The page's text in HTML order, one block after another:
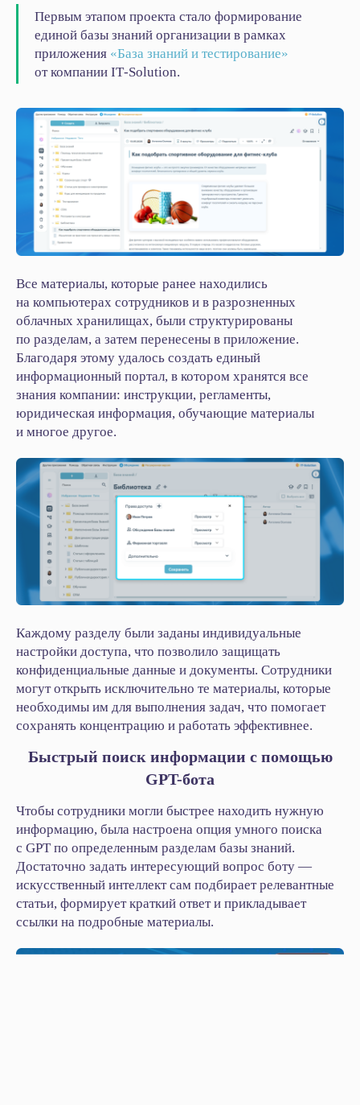
Первым этапом проекта стало формирование
единой базы знаний организации в рамках
приложения «База знаний и тестирование»
от компании IT‑Solution.
Все материалы, которые ранее находились
на компьютерах сотрудников и в разрозненных
облачных хранилищах, были структурированы
по разделам, а затем перенесены в приложение.
Благодаря этому удалось создать единый
информационный портал, в котором хранятся все
знания компании: инструкции, регламенты,
юридическая информация, обучающие материалы
и многое другое.
Каждому разделу были заданы индивидуальные
настройки доступа, что позволило защищать
конфиденциальные данные и документы. Сотрудники
могут открыть исключительно те материалы, которые
необходимы им для выполнения задач, что помогает
сохранять концентрацию и работать эффективнее.
Быстрый поиск информации с помощью
GPT-бота
Чтобы сотрудники могли быстрее находить нужную
информацию, была настроена опция умного поиска
с GPT по определенным разделам базы знаний.
Достаточно задать интересующий вопрос боту —
искусственный интеллект сам подбирает релевантные
статьи, формирует краткий ответ и прикладывает
ссылки на подробные материалы.